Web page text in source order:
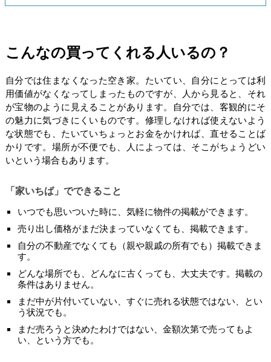
こんなの買ってくれる人いるの？
自分では住まなくなった空き家。たいてい、自分にとっては利
用価値がなくなってしまったものですが、人から見ると、それ
が宝物のように見えることがあります。自分では、客観的にそ
の魅力に気づきにくいものです。修理しなければ使えないよう
な状態でも、たいていちょっとお金をかければ、直せることば
かりです。場所が不便でも、人によっては、そこがちょうどい
いという場合もあります。
「家いちば」でできること
いつでも思いついた時に、気軽に物件の掲載ができます。
売り出し価格がまだ決まっていなくても、掲載できます。
自分の不動産でなくても（親や親戚の所有でも）掲載できま
す。
どんな場所でも、どんなに古くっても、大丈夫です。掲載の
条件はありません。
まだ中が片付いていない、すぐに売れる状態ではない、とい
う状況でも。
まだ売ろうと決めたわけではない、金額次第で売ってもよ
い、という方でも。